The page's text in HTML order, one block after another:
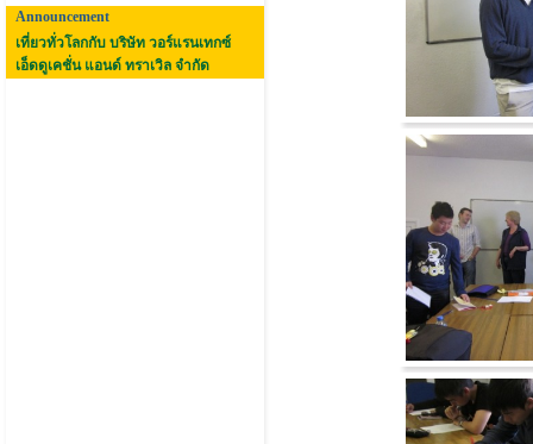
Announcement
เที่ยวทั่วโลกกับ บริษัท วอร์แรนเทกซ์
เอ็ดดูเคชั่น แอนด์ ทราเวิล จำกัด